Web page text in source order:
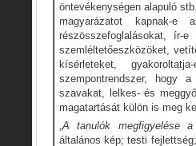
öntevékenységen alapuló
magyarázatot kapnak-
részösszefoglalásokat, ír-
szemléltetőeszközöket,
kísérleteket,
szempontrendszer, hogy
szavakat, lelkes- és
magatartását külön is meg
„A tanulók megfigyelése
általános kép; testi